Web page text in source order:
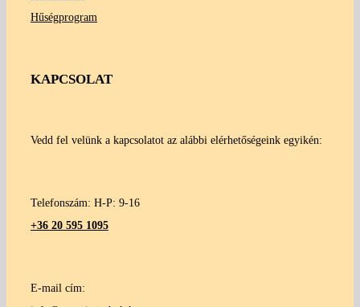
Hűségprogram
KAPCSOLAT
Vedd fel velünk a kapcsolatot az alábbi elérhetőségeink egyikén:
Telefonszám: H-P: 9-16
+36 20 595 1095
E-mail cím: